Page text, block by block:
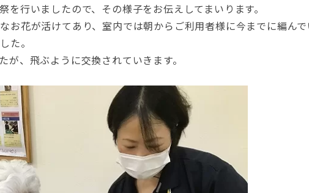
を行いましたので、その様子をお伝えしてまいります。
お花が活けてあり、室内では朝からご利用者様に今までに編んで
た。
が、飛ぶように交換されていきます。